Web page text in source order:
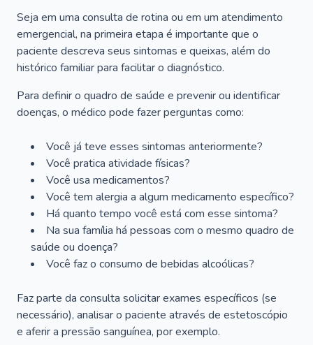
Seja em uma consulta de rotina ou em um atendimento
emergencial, na primeira etapa é importante que o
paciente descreva seus sintomas e queixas, além do
histórico familiar para facilitar o diagnóstico.
Para definir o quadro de saúde e prevenir ou identificar
doenças, o médico pode fazer perguntas como:
Você já teve esses sintomas anteriormente?
Você pratica atividade físicas?
Você usa medicamentos?
Você tem alergia a algum medicamento específico?
Há quanto tempo você está com esse sintoma?
Na sua família há pessoas com o mesmo quadro de
saúde ou doença?
Você faz o consumo de bebidas alcoólicas?
Faz parte da consulta solicitar exames específicos (se
necessário), analisar o paciente através de estetoscópio
e aferir a pressão sanguínea, por exemplo.